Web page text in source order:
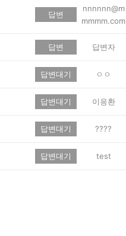
답변
nnnnnn@m
mmmm.com
답변 답변자
답변대기 ㅇㅇ
답변대기 이응환
답변대기 ????
답변대기 test